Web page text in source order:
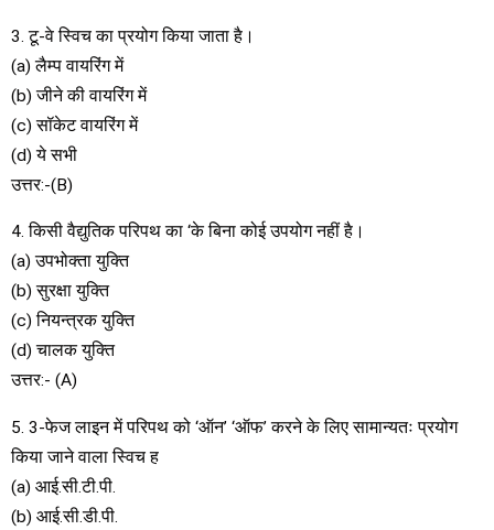
3. टू-वे स्विच का प्रयोग किया जाता है।
(a) लैम्प वायरिंग में
(b) जीने की वायरिंग में
(c) सॉकेट वायरिंग में
(d) ये सभी
उत्तर:-(B)
4. किसी वैद्युतिक परिपथ का ‘के बिना कोई उपयोग नहीं है।
(a) उपभोक्ता युक्ति
(b) सुरक्षा युक्ति
(c) नियन्त्रक युक्ति
(d) चालक युक्ति
उत्तर:- (A)
5. 3-फेज लाइन में परिपथ को ‘ऑन’ ‘ऑफ’ करने के लिए सामान्यतः प्रयोग
किया जाने वाला स्विच ह
(a) आई.सी.टी.पी.
(b) आई.सी.डी.पी.